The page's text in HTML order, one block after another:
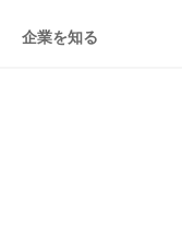
企業を知る